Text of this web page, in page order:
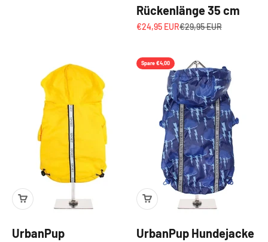
Rückenlänge 35 cm
Angebot
€24,95 EURRegulärer Preis
€29,95 EUR
UrbanPup
Spare €4,00
UrbanPup Hundejacke